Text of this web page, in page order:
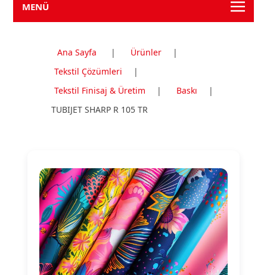
MENÜ
Ana Sayfa | Ürünler
|
Tekstil Çözümleri
|
Tekstil Finisaj & Üretim
| Baskı
|
TUBIJET SHARP R 105 TR